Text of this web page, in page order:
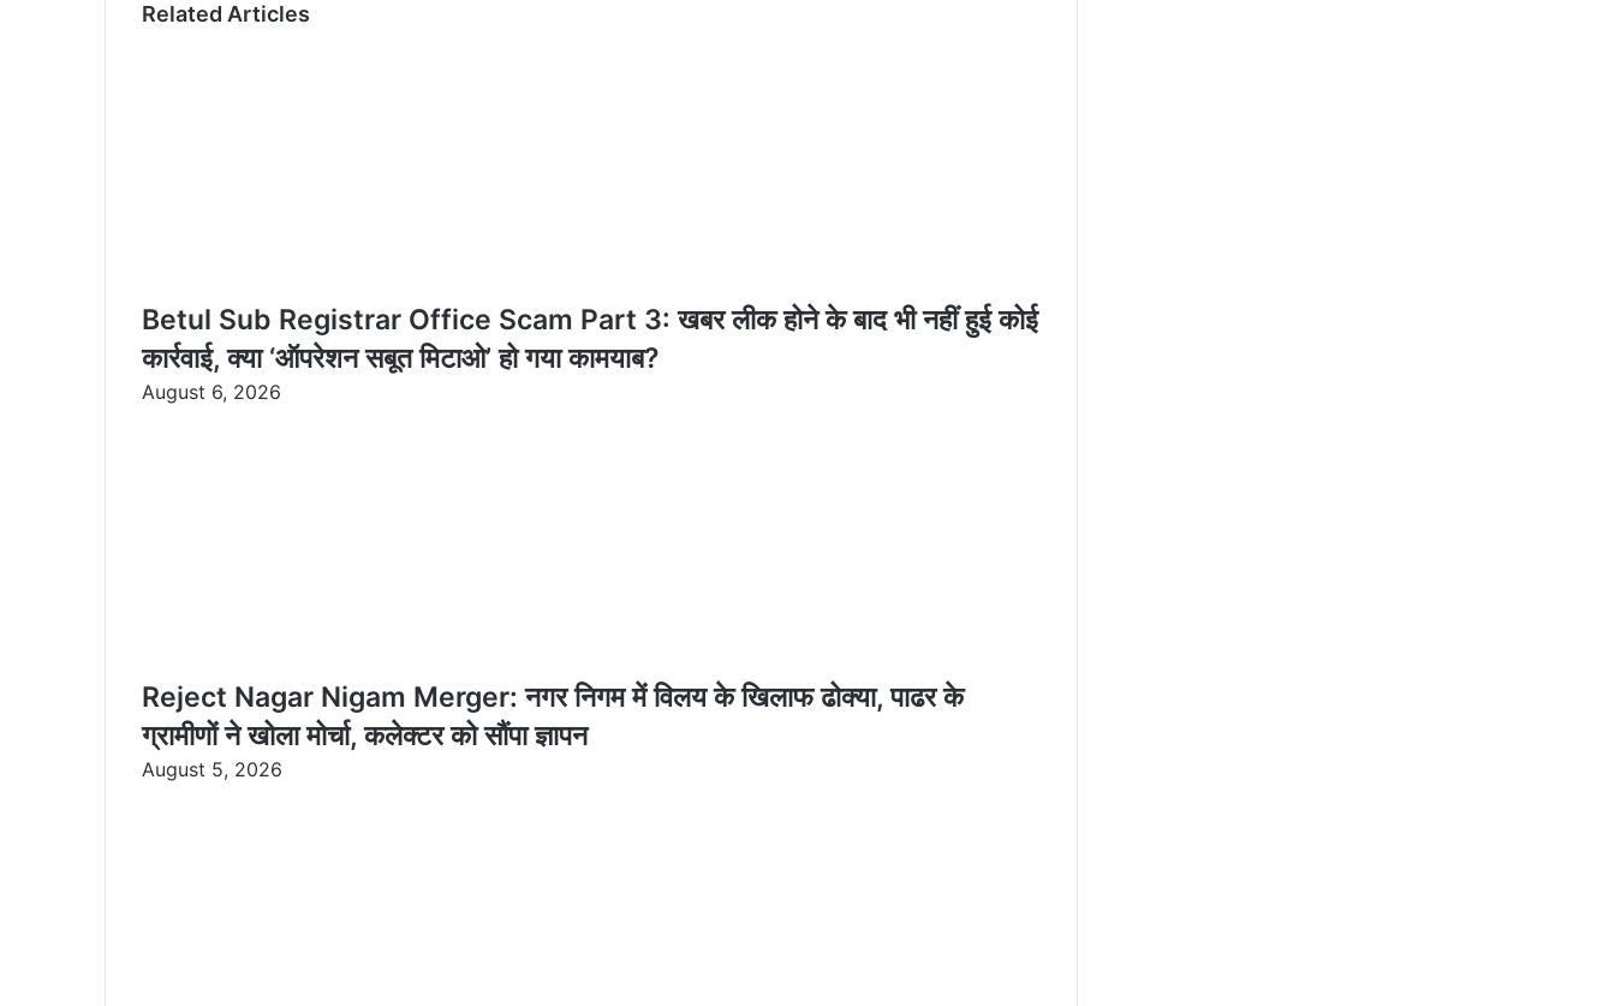
a
Related Articles
Betul Sub Registrar Office Scam Part 3: खबर लीक होने के बाद भी नहीं हुई कोई
कार्रवाई, क्या ‘ऑपरेशन सबूत मिटाओ’ हो गया कामयाब?
August 6, 2026
Reject Nagar Nigam Merger: नगर निगम में विलय के खिलाफ ढोक्या, पाढर के
ग्रामीणों ने खोला मोर्चा, कलेक्टर को सौंपा ज्ञापन
August 5, 2026